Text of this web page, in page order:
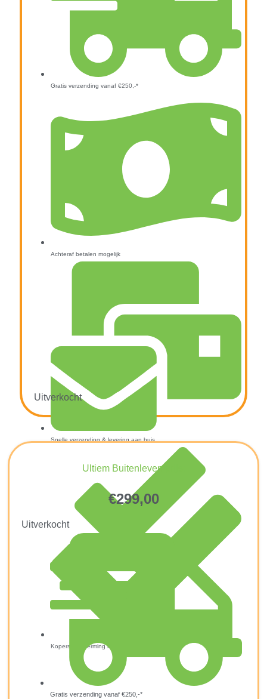
Gratis verzending vanaf €250,-*
Achteraf betalen mogelijk
Snelle verzending & levering aan huis
Kopersbescherming met Trusted Shops
Uitverkocht
Ultiem Buitenleven prijs:
€299,00
Uitverkocht
Gratis verzending vanaf €250,-*